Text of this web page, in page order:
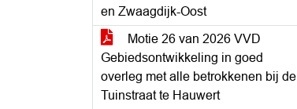
en Zwaagdijk-Oost
Motie 26 van 2026 VVD
Gebiedsontwikkeling in goed
overleg met alle betrokkenen bij de
Tuinstraat te Hauwert